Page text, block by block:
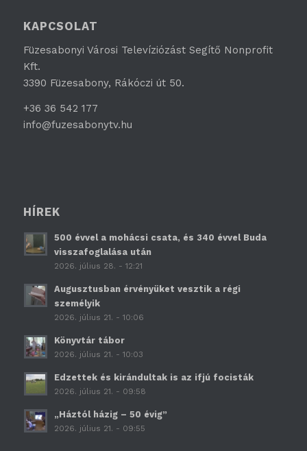
KAPCSOLAT
Füzesabonyi Városi Televíziózást Segítő Nonprofit
Kft.
3390 Füzesabony, Rákóczi út 50.
+36 36 542 177
info@fuzesabonytv.hu
HÍREK
500 évvel a mohácsi csata, és 340 évvel Buda
visszafoglalása után
2026. július 28. - 12:21
Augusztusban érvényüket vesztik a régi
személyik
2026. július 21. - 10:06
Könyvtár tábor
2026. július 21. - 10:03
Edzettek és kirándultak is az ifjú focisták
2026. július 21. - 09:58
„Háztól házig – 50 évig”
2026. július 21. - 09:55